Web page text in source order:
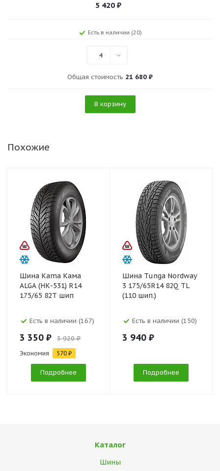
5 420 ₽
Есть в наличии (20)
4
Общая стоимость 21 680 ₽
В корзину
Похожие
Шина Kama Кама
ALGA (НК-531) R14
175/65 82T шип
Есть в наличии (167)
3 350 ₽ 3 920 ₽
Экономия 570 ₽
Подробнее
Шина Tunga Nordway
3 175/65R14 82Q TL
(110 шип.)
Есть в наличии (150)
3 940 ₽
Подробнее
Каталог
Шины